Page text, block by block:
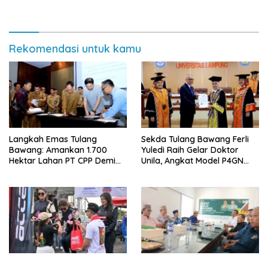
Rekomendasi untuk kamu
Langkah Emas Tulang
Bawang: Amankan 1.700
Hektar Lahan PT CPP Demi
Sekda Tulang Bawang Ferli
Yuledi Raih Gelar Doktor
Unila, Angkat Model P4GN